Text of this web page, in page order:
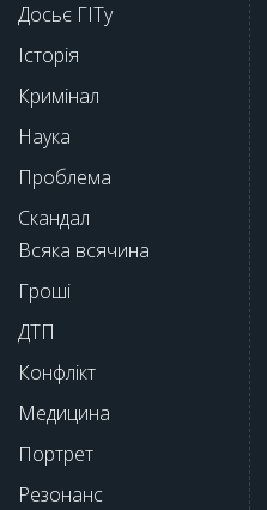
Досьє ГІТу
Історія
Кримінал
Наука
Проблема
Скандал
Всяка всячина
Гроші
ДТП
Конфлікт
Медицина
Портрет
Резонанс